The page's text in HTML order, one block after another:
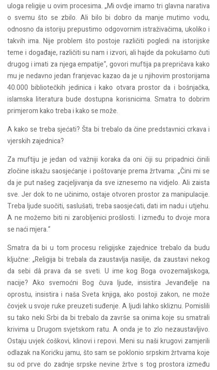
uloga religije u ovim procesima. „Mi ovdje imamo tri glavna narativa
o svemu što se zbilo. Ali bilo bi dobro da manje mutimo vodu,
odnosno da istoriju prepustimo odgovornim istraživačima, ukoliko i
takvih ima. Nije problem što postoje različiti pogledi na istorijske
teme i događaje, različiti su nam i izvori, ali hajde da pokušamo čuti
drugog i imati za njega empatije“, govori muftija pa prepričava kako
mu je nedavno jedan franjevac kazao da je u njihovim prostorijama
40.000 bibliotečkih jedinica i kako otvara prostor da i bošnjačka,
islamska literatura bude dostupna korisnicima. Smatra to dobrim
primjerom kako treba i kako se može.
A kako se treba sjećati? Šta bi trebalo da čine predstavnici crkava i
vjerskih zajednica?
Za muftiju je jedan od važniji koraka da oni čiji su pripadnici činili
zločine iskažu saosjećanje i poštovanje prema žrtvama: „Čini mi se
da je put našeg zacjeljivanja da sve iznesemo na vidjelo. Ali zaista
sve. Jer dok to ne učinimo, ostaje otvoren prostor za manipulacije.
Treba ljude suočiti, saslušati, treba saosjećati, dati im nadu i utjehu.
A ne možemo biti ni zarobljenici prošlosti. I između to dvoje mora
se naći mjera.“
Smatra da bi u tom procesu religijske zajednice trebalo da budu
ključne: „Religija bi trebala da zaustavlja nasilje, da zaustavi nekog
da sebi dâ prava da se sveti. U ime kog Boga ovozemaljskoga,
nacije? Ako svemoćni Bog čuva ljude, insistira Jevanđelje na
oprostu, insistira i naša Sveta knjiga, ako postoji zakon, ne može
čovjek u svoje ruke preuzeti suđenje. A ljudi lahko skliznu. Pomislili
su tako neki Srbi da bi trebalo da završe sa onima koje su smatrali
krivima u Drugom svjetskom ratu. A onda je to zlo nezaustavljivo.
Ostaju uvjek ćoškovi, klinovi i repovi. Meni su naši krugovi zamjerili
odlazak na Korićku jamu, što sam se poklonio srpskim žrtvama koje
su od prve do zadnje srpske nevine žrtve s tog prostora između